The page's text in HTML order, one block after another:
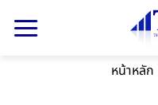
หน้าหลัก